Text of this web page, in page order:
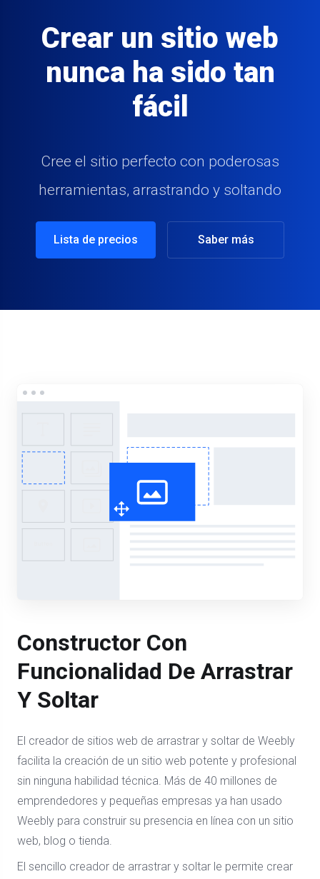
Crear un sitio web
nunca ha sido tan
fácil
Cree el sitio perfecto con poderosas
herramientas, arrastrando y soltando
Lista de precios Saber más
Constructor Con
Funcionalidad De Arrastrar
Y Soltar
El creador de sitios web de arrastrar y soltar de Weebly
facilita la creación de un sitio web potente y profesional
sin ninguna habilidad técnica. Más de 40 millones de
emprendedores y pequeñas empresas ya han usado
Weebly para construir su presencia en línea con un sitio
web, blog o tienda.
El sencillo creador de arrastrar y soltar le permite crear